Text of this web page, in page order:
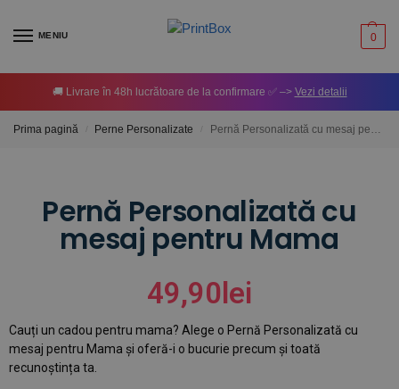
MENIU 0
🚚 Livrare în 48h lucrătoare de la confirmare ✅ –> Vezi detalii
Prima pagină Perne Personalizate Pernă Personalizată cu mesaj pentru Mama
Pernă Personalizată cu
mesaj pentru Mama
49,90lei
Cauți un cadou pentru mama? Alege o Pernă Personalizată cu
mesaj pentru Mama și oferă-i o bucurie precum și toată
recunoștința ta.